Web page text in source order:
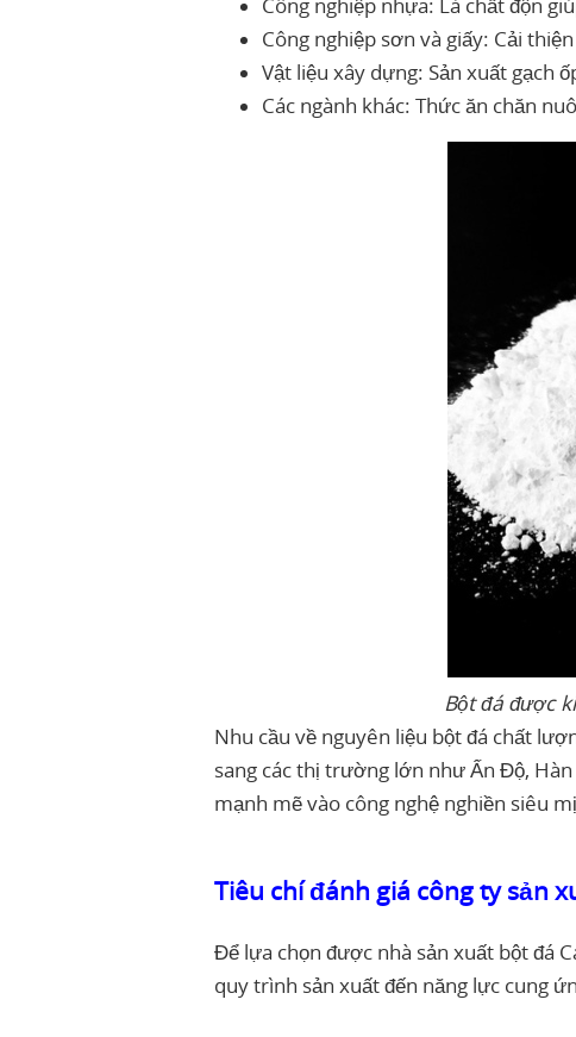
Công nghiệp nhựa: Là chất độn
Công nghiệp sơn và giấy: Cải
Vật liệu xây dựng: Sản xuất gạch
Các ngành khác: Thức ăn chăn
Bột đá được
Nhu cầu về nguyên liệu bột đá chất
sang các thị trường lớn như Ấn Độ,
mạnh mẽ vào công nghệ nghiền siêu
Tiêu chí đánh giá công ty sản
Để lựa chọn được nhà sản xuất bột đá
quy trình sản xuất đến năng lực cung